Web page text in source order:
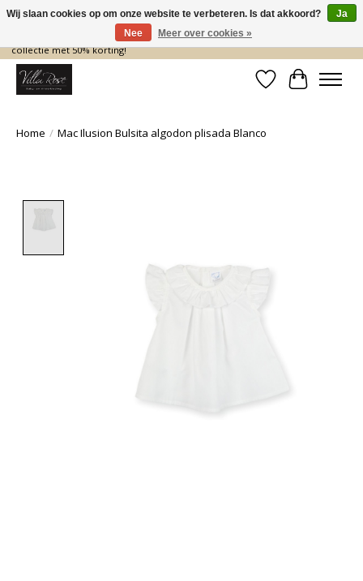
De nieuwe collectie komt eraan… en wij maken ruimte! Shop nu de zomer
collectie met 50% korting!
Verlanglijst
Home / Mac Ilusion Bulsita algodon plisada Blanco
Wij slaan cookies op om onze website te verbeteren. Is dat akkoord?
Ja
Nee
Meer over cookies »